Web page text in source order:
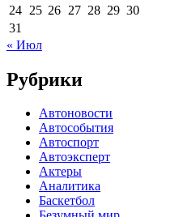
24 25 26 27 28 29 30
31
« Июл
Рубрики
Автоновости
Автособытия
Автоспорт
Автоэксперт
Актеры
Аналитика
Баскетбол